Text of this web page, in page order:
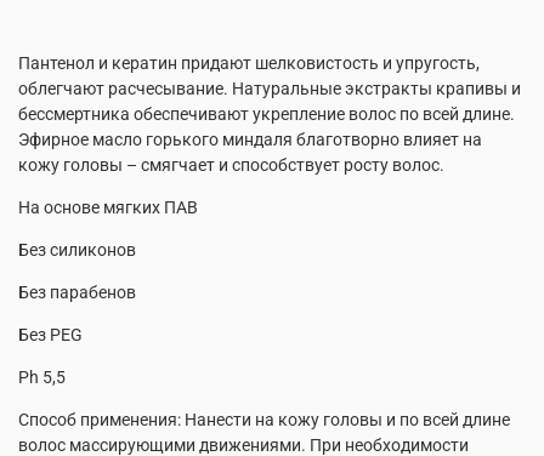
Пантенол и кератин придают шелковистость и упругость,
облегчают расчесывание. Натуральные экстракты крапивы и
бессмертника обеспечивают укрепление волос по всей длине.
Эфирное масло горького миндаля благотворно влияет на
кожу головы – смягчает и способствует росту волос.
На основе мягких ПАВ
Без силиконов
Без парабенов
Без PEG
Ph 5,5
Способ применения: Нанести на кожу головы и по всей длине
волос массирующими движениями. При необходимости